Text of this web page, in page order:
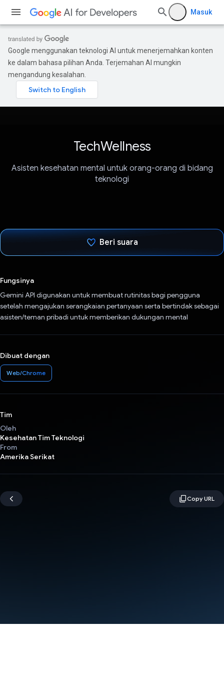
Masuk
Google menggunakan teknologi AI untuk menerjemahkan konten
ke dalam bahasa pilihan Anda. Terjemahan AI mungkin
mengandung kesalahan.
TechWellness
Asisten kesehatan mental untuk orang-orang di bidang
teknologi
Beri suara
Fungsinya
Gemini API digunakan untuk membuat rutinitas bagi pengguna
setelah mengajukan serangkaian pertanyaan serta bertindak sebagai
asisten/teman pribadi untuk memberikan dukungan mental
Dibuat dengan
Web/Chrome
Tim
Oleh
Kesehatan Tim Teknologi
From
Amerika Serikat